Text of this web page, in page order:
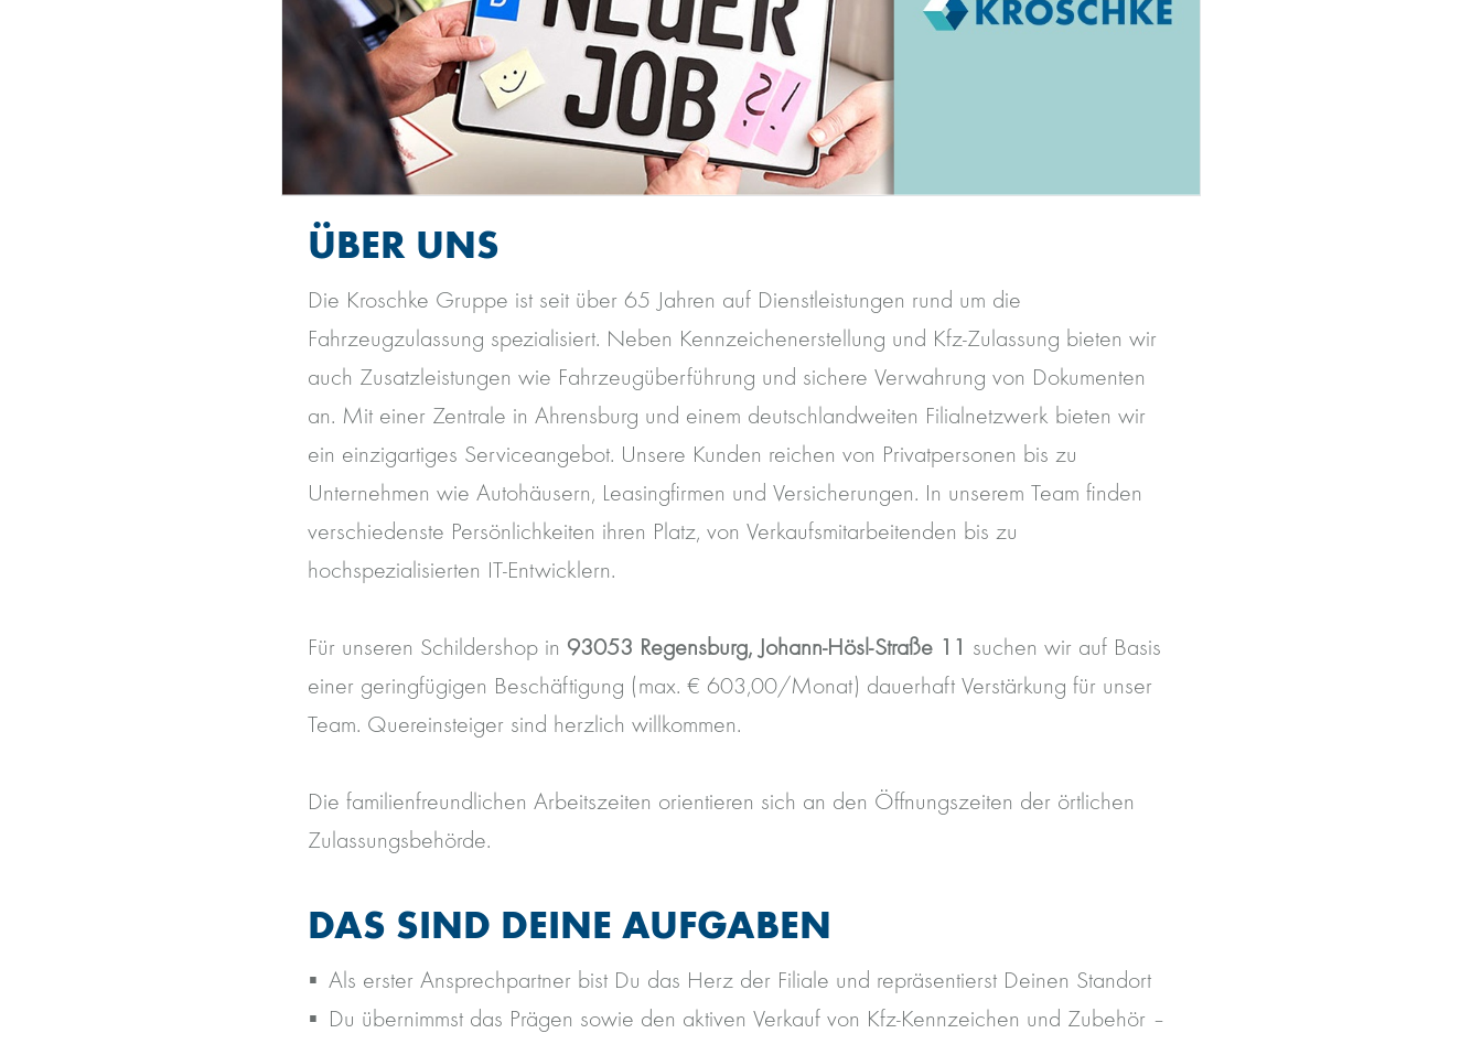
ÜBER UNS
Die Kroschke Gruppe ist seit über 65 Jahren auf Dienstleistungen rund um die
Fahrzeugzulassung spezialisiert. Neben Kennzeichenerstellung und Kfz-Zulassung bieten wir
auch Zusatzleistungen wie Fahrzeugüberführung und sichere Verwahrung von Dokumenten
an. Mit einer Zentrale in Ahrensburg und einem deutschlandweiten Filialnetzwerk bieten wir
ein einzigartiges Serviceangebot. Unsere Kunden reichen von Privatpersonen bis zu
Unternehmen wie Autohäusern, Leasingfirmen und Versicherungen. In unserem Team finden
verschiedenste Persönlichkeiten ihren Platz, von Verkaufsmitarbeitenden bis zu
hochspezialisierten IT-Entwicklern.
Für unseren Schildershop in 93053 Regensburg, Johann-Hösl-Straße 11 suchen wir auf Basis
einer geringfügigen Beschäftigung (max. € 603,00/Monat) dauerhaft Verstärkung für unser
Team. Quereinsteiger sind herzlich willkommen.
Die familienfreundlichen Arbeitszeiten orientieren sich an den Öffnungszeiten der örtlichen
Zulassungsbehörde.
DAS SIND DEINE AUFGABEN
Als erster Ansprechpartner bist Du das Herz der Filiale und repräsentierst Deinen Standort
Du übernimmst das Prägen sowie den aktiven Verkauf von Kfz-Kennzeichen und Zubehör –